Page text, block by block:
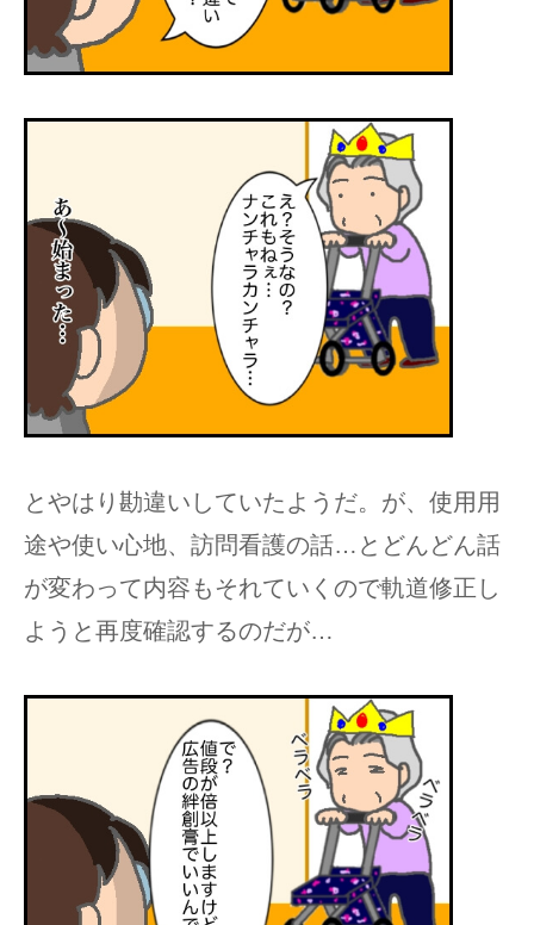
とやはり勘違いしていたようだ。が、使用用
途や使い心地、訪問看護の話…とどんどん話
が変わって内容もそれていくので軌道修正し
ようと再度確認するのだが…